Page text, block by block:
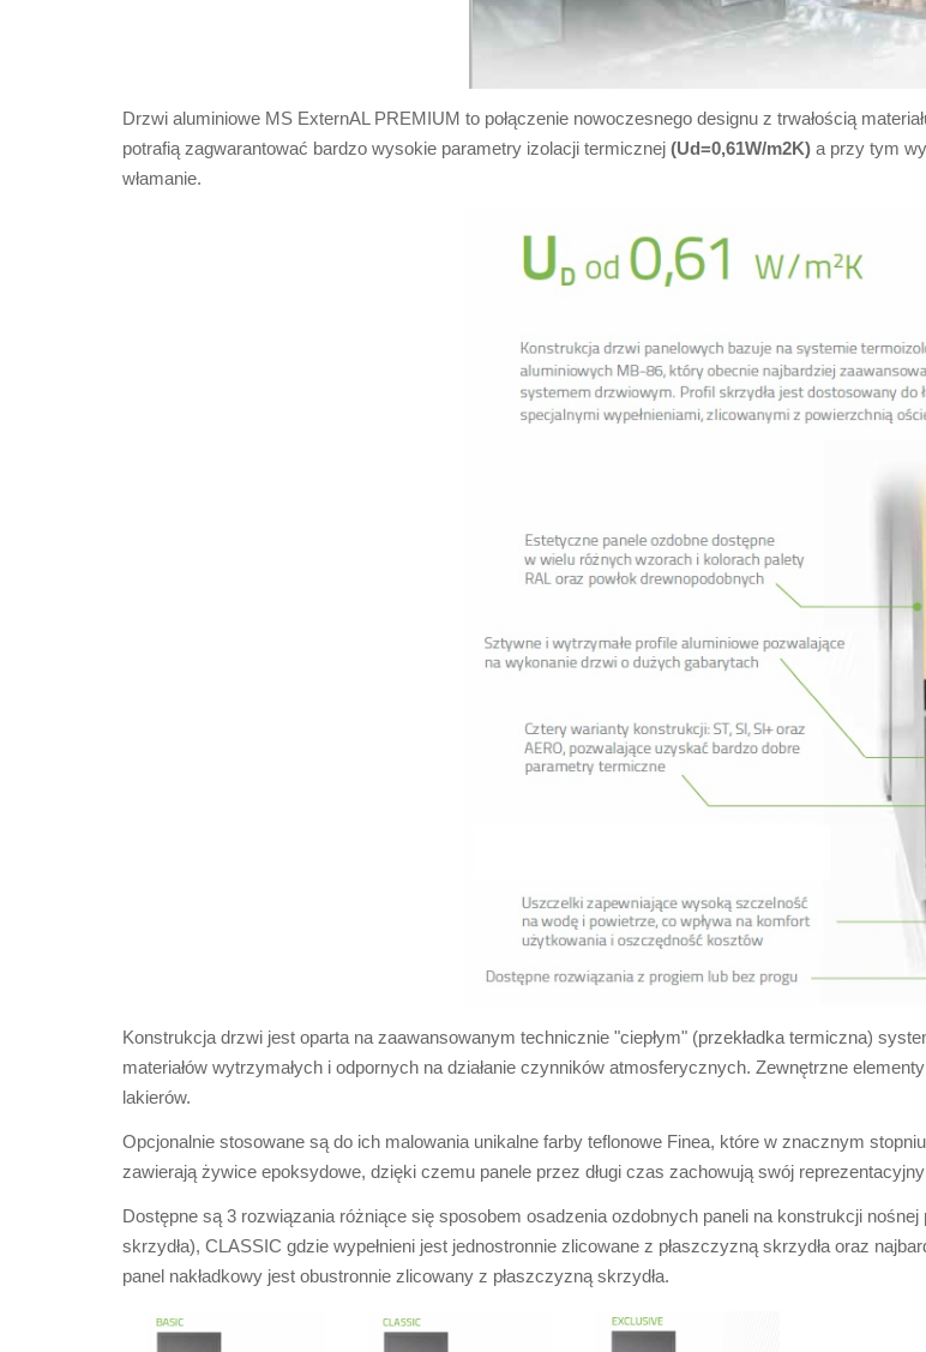
Drzwi aluminiowe MS ExternAL PREMIUM to połączenie nowoczesnego designu z trwałością
potrafią zagwarantować bardzo wysokie parametry izolacji termicznej (Ud=0,61W/m2K) a przy tym
włamanie.
Konstrukcja drzwi jest oparta na zaawansowanym technicznie "ciepłym" (przekładka termiczna)
materiałów wytrzymałych i odpornych na działanie czynników atmosferycznych. Zewnętrzne
lakierów.
Opcjonalnie stosowane są do ich malowania unikalne farby teflonowe Finea, które w znacznym
zawierają żywice epoksydowe, dzięki czemu panele przez długi czas zachowują swój
Dostępne są 3 rozwiązania różniące się sposobem osadzenia ozdobnych paneli na konstrukcji
skrzydła), CLASSIC gdzie wypełnieni jest jednostronnie zlicowane z płaszczyzną skrzydła oraz
panel nakładkowy jest obustronnie zlicowany z płaszczyzną skrzydła.